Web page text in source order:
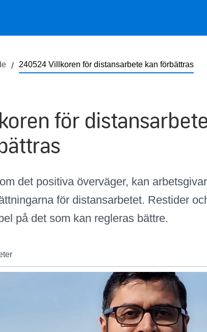
240524 Villkoren för distansarbete kan förbättras
för
det positiva överväger, kan
för distansarbetet. Restider
på det som kan regleras bättre.